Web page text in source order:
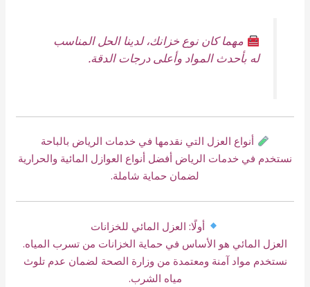
مهما كان نوع خزانك، لدينا الحل المناسب
له بأحدث المواد وأعلى درجات الدقة.
أنواع العزل التي نقدمها في خدمات الرياض بالباحة
نستخدم في خدمات الرياض أفضل أنواع العوازل المائية والحرارية
لضمان حماية شاملة.
أولًا: العزل المائي للخزانات
العزل المائي هو الأساس في حماية الخزانات من تسرب المياه.
نستخدم مواد آمنة ومعتمدة من وزارة الصحة لضمان عدم تلوث
مياه الشرب.